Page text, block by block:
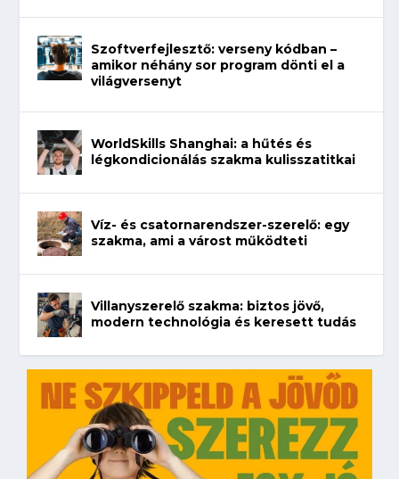
Szoftverfejlesztő: verseny kódban –
amikor néhány sor program dönti el a
világversenyt
WorldSkills Shanghai: a hűtés és
légkondicionálás szakma kulisszatitkai
Víz- és csatornarendszer-szerelő: egy
szakma, ami a várost működteti
Villanyszerelő szakma: biztos jövő,
modern technológia és keresett tudás